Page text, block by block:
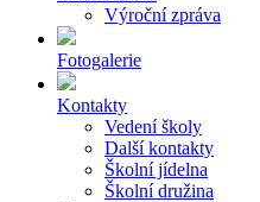
Výroční zpráva
Fotogalerie
Kontakty
Vedení školy
Další kontakty
Školní jídelna
Školní družina